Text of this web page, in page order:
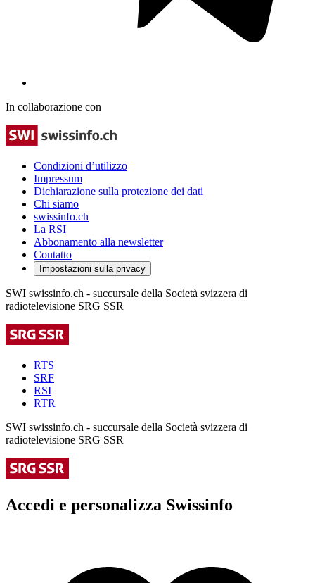
In collaborazione con
Condizioni d’utilizzo
Impressum
Dichiarazione sulla protezione dei dati
Chi siamo
swissinfo.ch
La RSI
Abbonamento alla newsletter
Contatto
Impostazioni sulla privacy
SWI swissinfo.ch - succursale della Società svizzera di
radiotelevisione SRG SSR
RTS
SRF
RSI
RTR
SWI swissinfo.ch - succursale della Società svizzera di
radiotelevisione SRG SSR
Accedi e personalizza Swissinfo